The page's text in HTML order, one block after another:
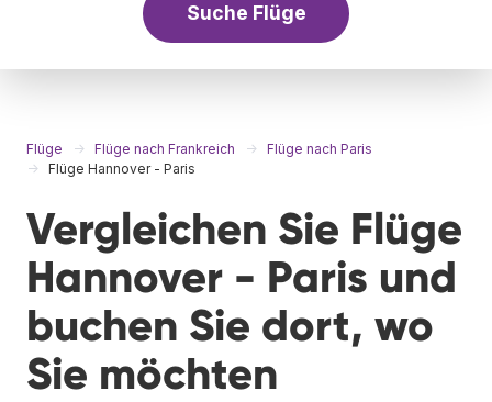
Suche Flüge
Flüge Flüge nach Frankreich
Flüge nach Paris
Flüge Hannover - Paris
Vergleichen Sie Flüge
Hannover - Paris und
buchen Sie dort, wo
Sie möchten